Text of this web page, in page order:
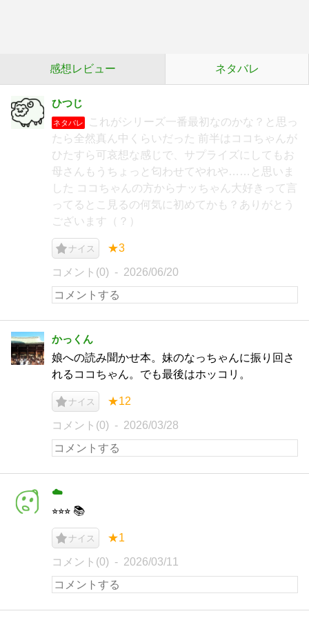
感想レビュー ネタバレ
ひつじ
ネタバレ
これがシリーズ一番最初なのかな？と思っ
たら全然真ん中くらいだった 前半はココちゃんが
ひたすら可哀想な感じで、サプライズにしてもお
母さんもうちょっと匂わせてやれや……と思いま
した ココちゃんの方からナッちゃん大好きって言
ってるとこ見るの何気に初めてかも？ありがとう
ございます（？）
ナイス ★3
コメント(0) 2026/06/20
かっくん
娘への読み聞かせ本。妹のなっちゃんに振り回さ
れるココちゃん。でも最後はホッコリ。
ナイス ★12
コメント(0) 2026/03/28
☁️
⭐︎⭐︎⭐︎ 📚
ナイス ★1
コメント(0) 2026/03/11